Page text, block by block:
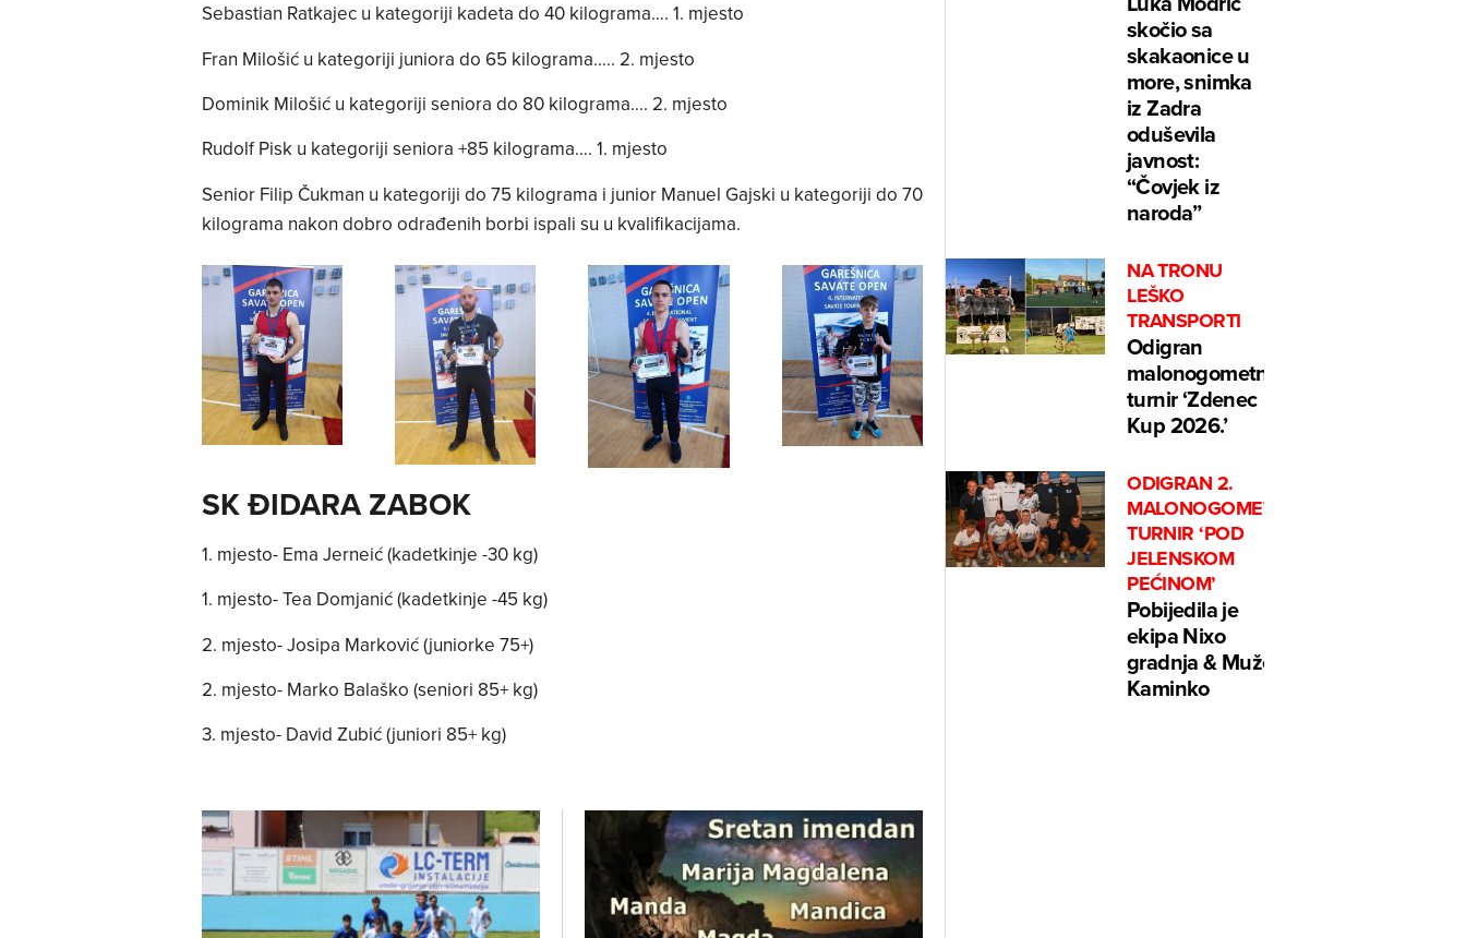
Sebastian Ratkajec u kategoriji kadeta do 40 kilograma…. 1. mjesto
Fran Milošić u kategoriji juniora do 65 kilograma….. 2. mjesto
Dominik Milošić u kategoriji seniora do 80 kilograma…. 2. mjesto
Rudolf Pisk u kategoriji seniora +85 kilograma…. 1. mjesto
Senior Filip Čukman u kategoriji do 75 kilograma i junior Manuel Gajski u kategoriji do 70
kilograma nakon dobro odrađenih borbi ispali su u kvalifikacijama.
SK ĐIDARA ZABOK
1. mjesto- Ema Jerneić (kadetkinje -30 kg)
1. mjesto- Tea Domjanić (kadetkinje -45 kg)
2. mjesto- Josipa Marković (juniorke 75+)
2. mjesto- Marko Balaško (seniori 85+ kg)
3. mjesto- David Zubić (juniori 85+ kg)
skočio sa
skakaonice u
more, snimka
iz Zadra
oduševila
javnost:
“Čovjek iz
naroda”
NA TRONU
LEŠKO
TRANSPORTI
Odigran
malonogometni
turnir ‘Zdenec
Kup 2026.’
ODIGRAN 2.
MALONOGOMETNI
TURNIR ‘POD
JELENSKOM
PEĆINOM’
Pobijedila je
ekipa Nixo
gradnja & Mužek
Kaminko